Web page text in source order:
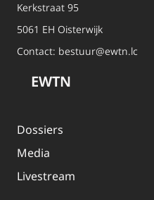
Kerkstraat 95
5061 EH Oisterwijk
Contact: bestuur@ewtn.lc
EWTN
Dossiers
Media
Livestream